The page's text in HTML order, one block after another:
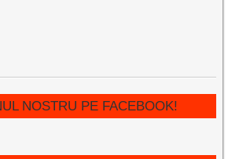
NOSTRU PE FACEBOOK!